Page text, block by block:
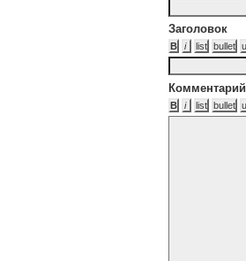
Заголовок
Комментарий